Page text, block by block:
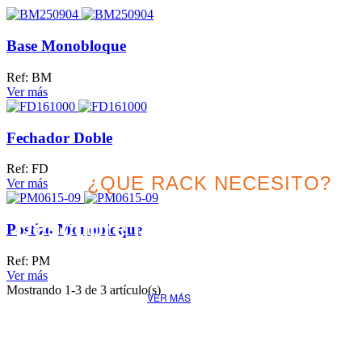
Base Monobloque
Ref: BM
Ver más
Fechador Doble
Ref: FD
Ver más
Postizo Monobloque
Ref: PM
Ver más
Mostrando 1-3 de 3 artículo(s)
¿QUE RACK NECESITO?
Descubre la mejor solución
VER MÁS